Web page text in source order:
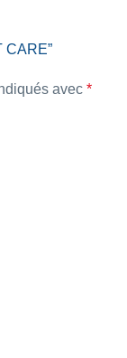
CARE”
avec *